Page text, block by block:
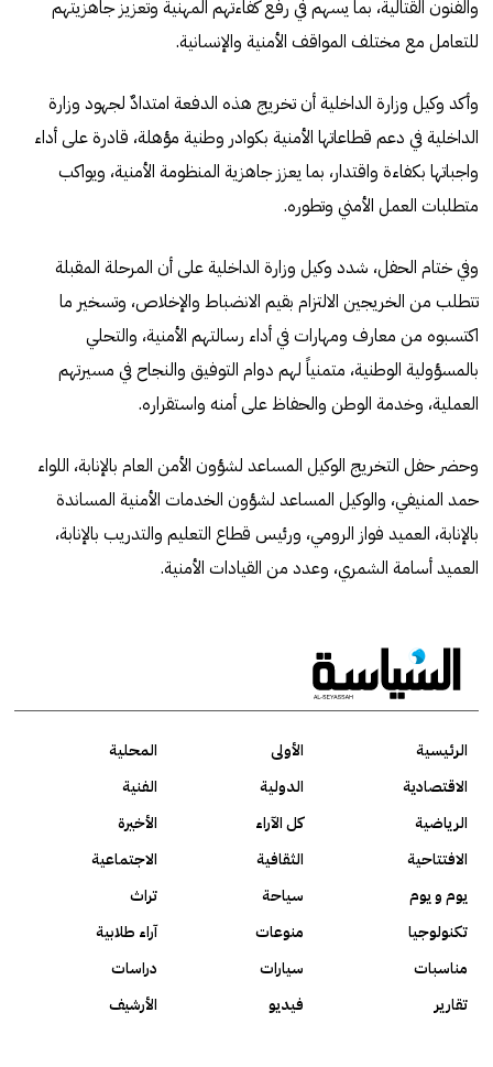
والفنون القتالية، بما يسهم في رفع كفاءتهم المهنية وتعزيز جاهزيتهم
للتعامل مع مختلف المواقف الأمنية والإنسانية.
وأكد وكيل وزارة الداخلية أن تخريج هذه الدفعة امتدادٌ لجهود وزارة
الداخلية في دعم قطاعاتها الأمنية بكوادر وطنية مؤهلة، قادرة على أداء
واجباتها بكفاءة واقتدار، بما يعزز جاهزية المنظومة الأمنية، ويواكب
متطلبات العمل الأمني وتطوره.
وفي ختام الحفل، شدد وكيل وزارة الداخلية على أن المرحلة المقبلة
تتطلب من الخريجين الالتزام بقيم الانضباط والإخلاص، وتسخير ما
اكتسبوه من معارف ومهارات في أداء رسالتهم الأمنية، والتحلي
بالمسؤولية الوطنية، متمنياً لهم دوام التوفيق والنجاح في مسيرتهم
العملية، وخدمة الوطن والحفاظ على أمنه واستقراره.
وحضر حفل التخريج الوكيل المساعد لشؤون الأمن العام بالإنابة، اللواء
حمد المنيفي، والوكيل المساعد لشؤون الخدمات الأمنية المساندة
بالإنابة، العميد فواز الرومي، ورئيس قطاع التعليم والتدريب بالإنابة،
العميد أسامة الشمري، وعدد من القيادات الأمنية.
الرئيسية الأولى
المحلية
الاقتصادية
الدولية
الفنية
الرياضية
كل الآراء
الأخيرة
الافتتاحية
الثقافية
الاجتماعية
يوم و يوم
سياحة
تراث
تكنولوجيا
منوعات
آراء طلابية
مناسبات
سيارات
دراسات
تقارير
فيديو الأرشيف